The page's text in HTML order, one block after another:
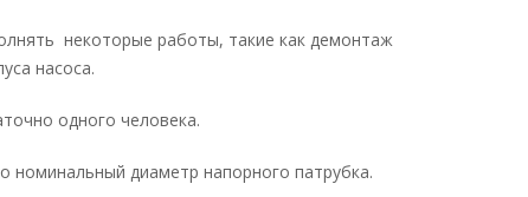
некоторые работы, такие как демонтаж
насоса.
одного человека.
номинальный диаметр напорного патрубка.